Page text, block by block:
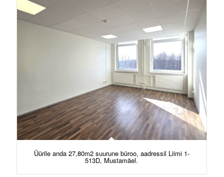
Üürile anda 27,80m2 suurune büroo, aadressil Liimi 1-
513D, Mustamäel.